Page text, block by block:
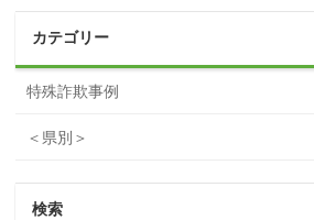
カテゴリー
特殊詐欺事例
＜県別＞
検索